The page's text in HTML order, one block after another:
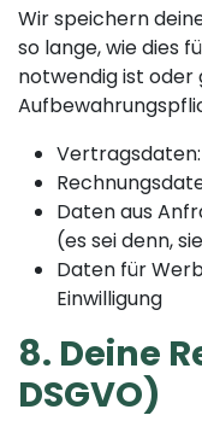
Wir speichern
so lange, wie dies
notwendig ist oder
Vertragsdaten:
Daten aus
(es sei denn,
Daten für
Einwilligung
8. Deine
DSGVO)